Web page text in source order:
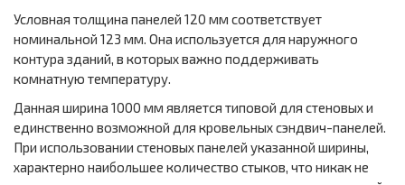
Условная толщина панелей 120 мм соответствует
номинальной 123 мм. Она используется для наружного
контура зданий, в которых важно поддерживать
комнатную температуру.
Данная ширина 1000 мм является типовой для стеновых и
единственно возможной для кровельных сэндвич-панелей.
При использовании стеновых панелей указанной ширины,
характерно наибольшее количество стыков, что никак не